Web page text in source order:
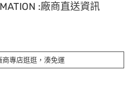
:廠商直送資訊
商專店逛逛，湊免運